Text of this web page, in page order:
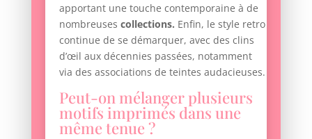
apportant une touche contemporaine à de
nombreuses collections. Enfin, le style retro
continue de se démarquer, avec des clins
d’œil aux décennies passées, notamment
via des associations de teintes audacieuses.
Peut-on mélanger plusieurs
motifs imprimés dans une
même tenue ?